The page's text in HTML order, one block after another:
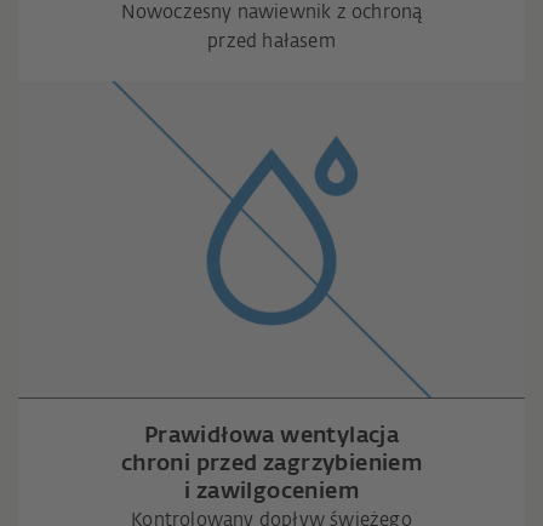
Nowoczesny nawiewnik z ochroną
przed hałasem
Prawidłowa wentylacja
chroni przed zagrzybieniem
i zawilgoceniem
Kontrolowany dopływ świeżego